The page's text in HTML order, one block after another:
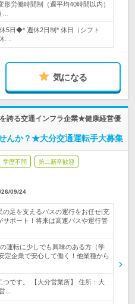
労働時間制（週平均40時間以内）
…
5日◆* 週休2日制* 休日（シフト
…
気になる
誇る交通インフラ企業★健康経営優
んか？★大分交通運転手大募集
学歴不問 第二新卒歓迎
09/24
足を支えるバスの運行をお任せ|充
サポート！将来は高速バスや運行管
運転に少しでも興味のある方（学
定企業で安心して働く！他業種から
です。 【大分営業所】 住所：大
…